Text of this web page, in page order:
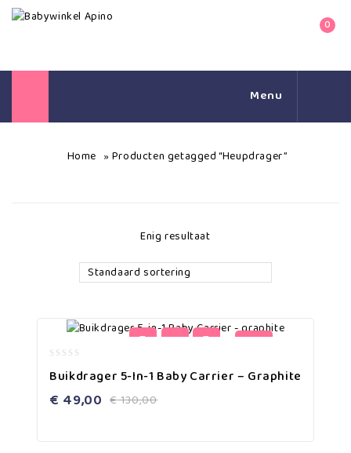
0
Menu
Home » Producten getagged “Heupdrager”
Enig resultaat
Standaard sortering
-62%
out
5
Buikdrager 5-In-1 Baby Carrier – Graphite
€130,00
€ 49,00